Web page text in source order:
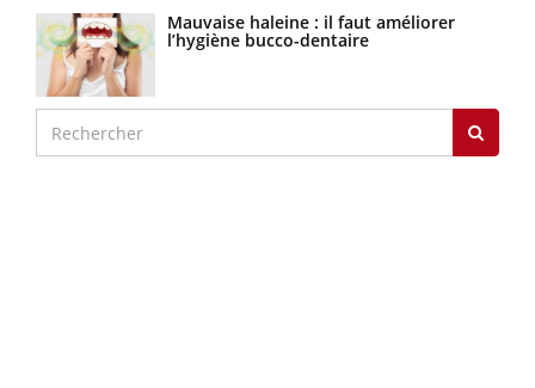
Mauvaise haleine : il faut améliorer
l’hygiène bucco-dentaire